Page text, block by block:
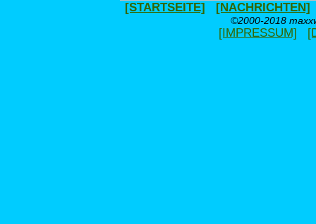
[STARTSEITE] [NACHRICHTEN]
©2000-2018
[IMPRESSUM]